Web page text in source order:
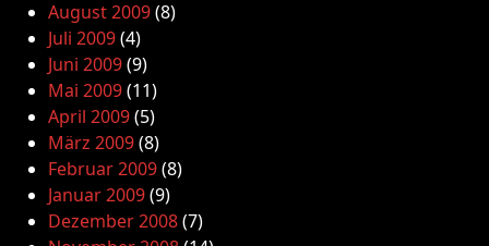
August 2009(8)
Juli 2009(4)
Juni 2009(9)
Mai 2009(11)
April 2009(5)
März 2009(8)
Februar 2009(8)
Januar 2009(9)
Dezember 2008(7)